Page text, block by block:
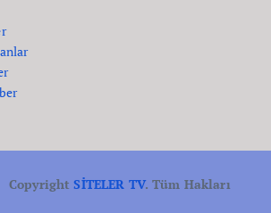
CopyrightSİTELER TV. Tüm Hakları